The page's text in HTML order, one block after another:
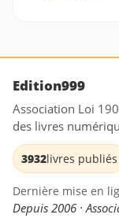
Edition999
Association Loi
des livres
3932livres publiés
Dernière mise en
Depuis 2006 ·